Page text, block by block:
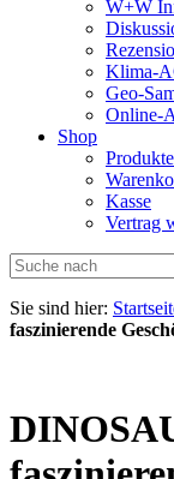
W+W
Klima-
Geo-
Online-
Shop
Kasse
Vertrag
Sie sind hier:
faszinierende